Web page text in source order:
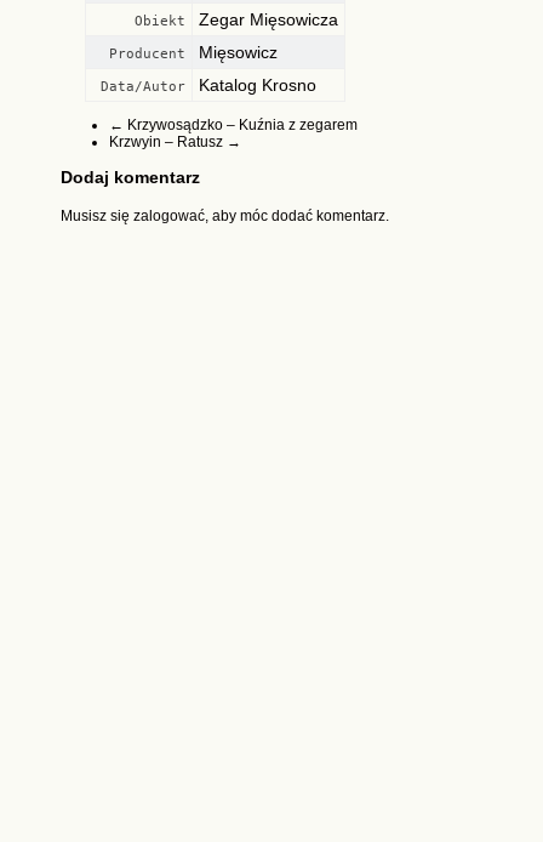
Obiekt Zegar Mięsowicza
Producent Mięsowicz
Data/Autor Katalog Krosno
← Krzywosądzko – Kuźnia z zegarem
Krzwyin – Ratusz →
Dodaj komentarz
Musisz się zalogować, aby móc dodać komentarz.